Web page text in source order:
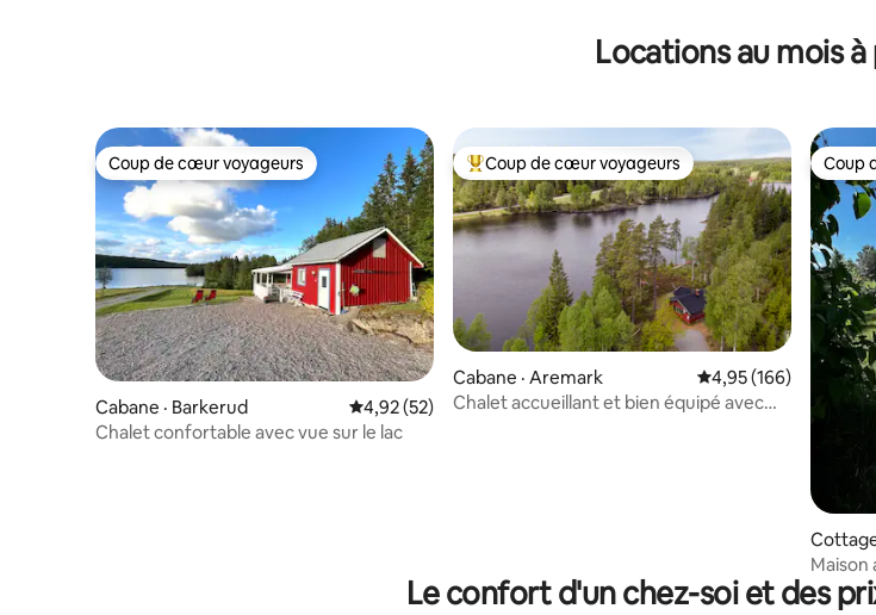
Locations au mois
Coup de cœur voyageurs
Coup de cœur voyageurs
Cabane · Barkerud Note moyenne de 4,92 sur 5, 52 commentaires
4,92 (52)
Chalet confortable avec vue sur le lac
Coup de cœur voyageurs parmi les plus aimés
Coup de cœur voyageurs
Cabane · Aremark Note moyenne de
4,95 (166)
Chalet accueillant et bien équipé avec
Coup
Coup
Maison
Le confort d'un chez-soi et des